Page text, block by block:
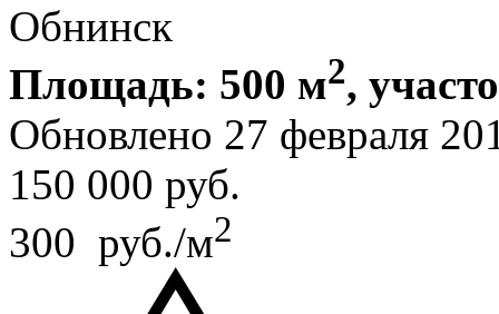
Обнинск
Площадь: 500 м2,
Обновлено 27 февраля
150 000 руб.
300 руб./м2